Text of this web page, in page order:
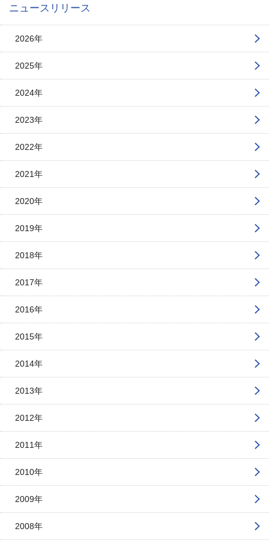
ニュースリリース
2026年
2025年
2024年
2023年
2022年
2021年
2020年
2019年
2018年
2017年
2016年
2015年
2014年
2013年
2012年
2011年
2010年
2009年
2008年